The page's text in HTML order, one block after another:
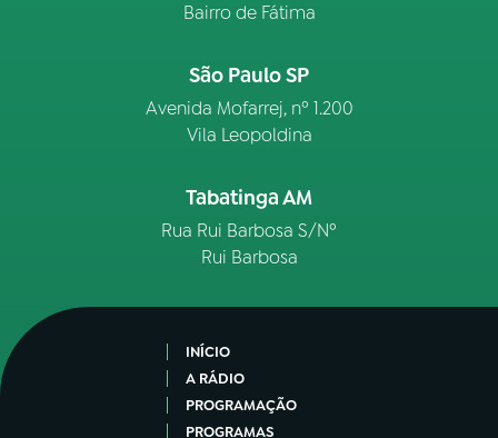
Bairro de Fátima
São Paulo SP
Avenida Mofarrej, nº 1.200
Vila Leopoldina
Tabatinga AM
Rua Rui Barbosa S/Nº
Rui Barbosa
INÍCIO
A RÁDIO
PROGRAMAÇÃO
PROGRAMAS